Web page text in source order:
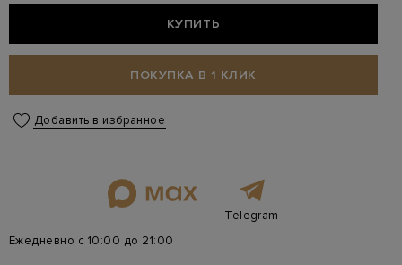
КУПИТЬ
ПОКУПКА В 1 КЛИК
Добавить в избранное
Telegram
Ежедневно с 10:00 до 21:00